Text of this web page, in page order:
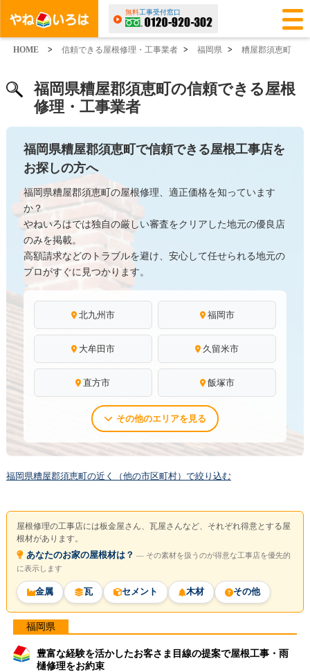
無料工事受付窓口
HOME > 信頼できる屋根修理・工事業者 > 福岡県 > 糟屋郡須恵町
福岡県糟屋郡須恵町の信頼できる屋根
修理・工事業者
福岡県糟屋郡須恵町で信頼できる屋根工事店を
お探しの方へ
福岡県糟屋郡須恵町の屋根修理、適正価格を知っています
か？
やねいろはでは独自の厳しい審査をクリアした地元の優良店
のみを掲載。
高額請求などのトラブルを避け、安心して任せられる地元の
プロがすぐに見つかります。
北九州市 福岡市
大牟田市 久留米市
直方市 飯塚市
その他のエリアを見る
福岡県糟屋郡須恵町の近く（他の市区町村）で絞り込む
屋根修理の工事店には板金屋さん、瓦屋さんなど、それぞれ得意とする屋
根材があります。
あなたのお家の屋根材は？ ― その素材を扱うのが得意な工事店を優先的
に表示します
金属 瓦 セメント 木材 その他
福岡県
豊富な経験を活かしたお客さま目線の提案で屋根工事・雨
樋修理をお約束